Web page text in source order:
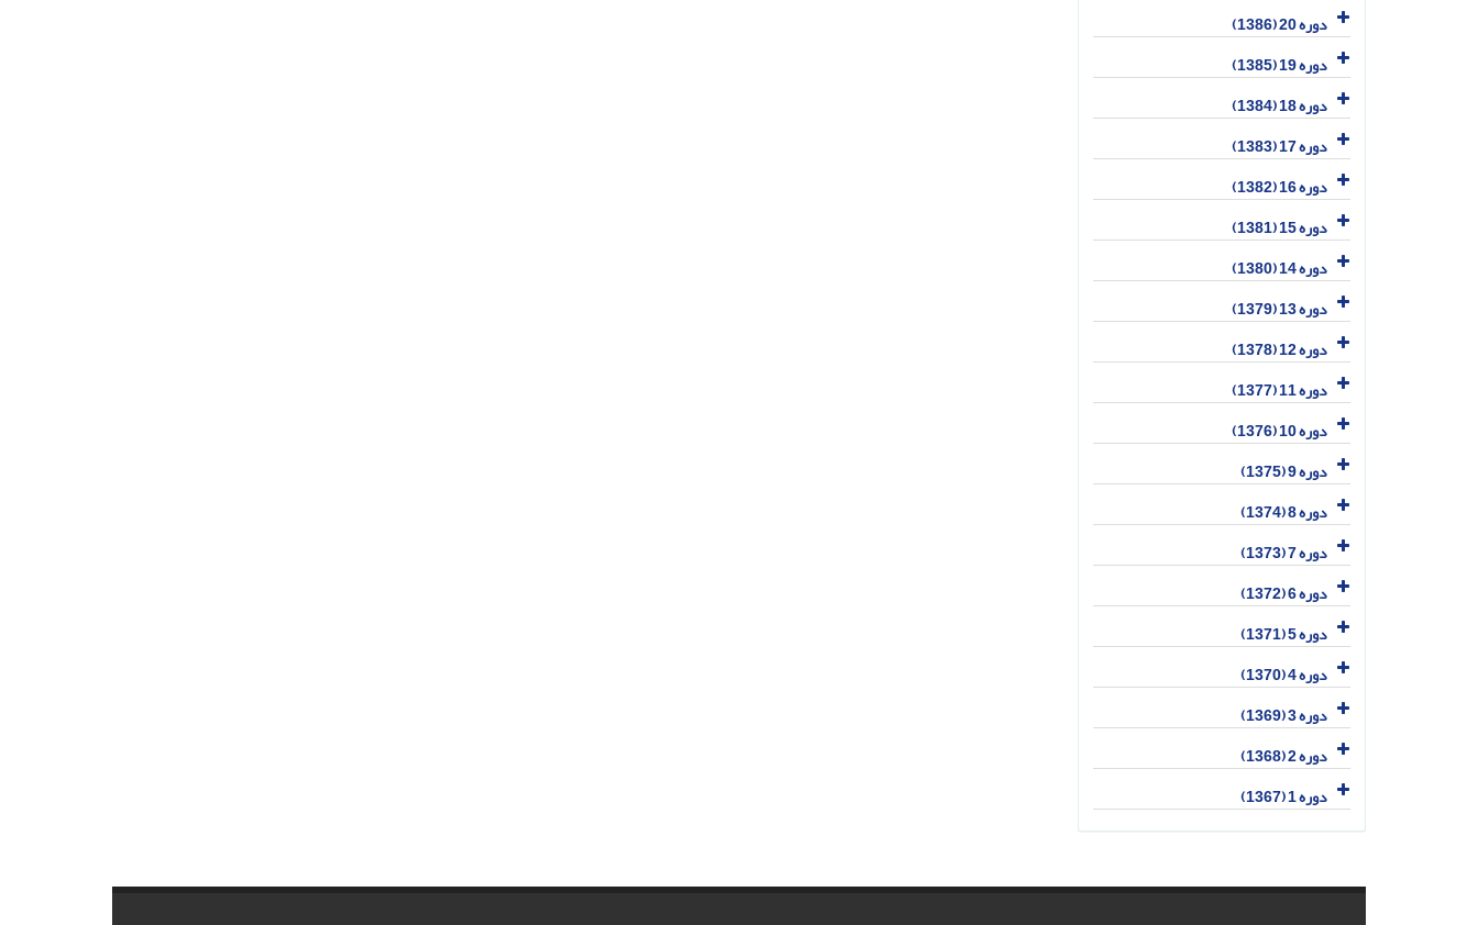
دوره 20 (1386)
دوره 19 (1385)
دوره 18 (1384)
دوره 17 (1383)
دوره 16 (1382)
دوره 15 (1381)
دوره 14 (1380)
دوره 13 (1379)
دوره 12 (1378)
دوره 11 (1377)
دوره 10 (1376)
دوره 9 (1375)
دوره 8 (1374)
دوره 7 (1373)
دوره 6 (1372)
دوره 5 (1371)
دوره 4 (1370)
دوره 3 (1369)
دوره 2 (1368)
دوره 1 (1367)